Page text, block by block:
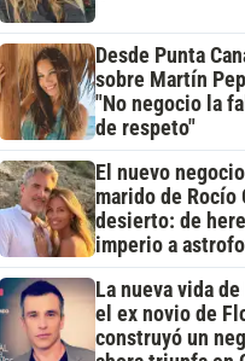
Desde Punta
sobre Martín
"No negocio la
de respeto"
El nuevo
marido de Rocío
desierto: de
imperio a
La nueva vida
el ex novio de
construyó un